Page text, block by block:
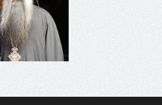
στον Κατάλογο Παγκόσμιας
– Ομόφωνη η απόφαση Ο
ως φυσικό και πολιτιστικό
αξίας για την
ΔΡΑΣΕΙΣ ΓΙΑ ΠΑΙΔΙΑ